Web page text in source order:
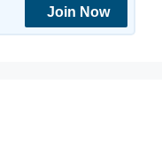
Join Now